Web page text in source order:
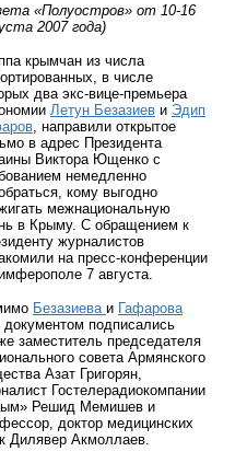
«Полуостров» от 10-16
2007 года)
крымчан из числа
в числе
два экс-вице-премьера
Летун Безазиев и Эдип
, направили открытое
в адрес Президента
Виктора Ющенко с
немедленно
кому выгодно
межнациональную
в Крыму. С обращением к
журналистов
на пресс-конференции
7 августа.
Безазиева и Гафарова
документом подписались
заместитель председателя
совета Армянского
Азат Григорян,
Гостелерадиокомпании
Решид Мемишев и
доктор медицинских
Дилявер Акмоллаев.